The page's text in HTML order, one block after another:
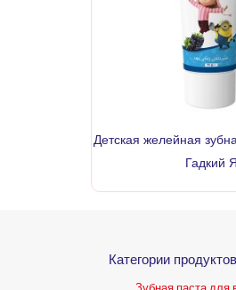
Детская желейная
Гадкий Я
Категории